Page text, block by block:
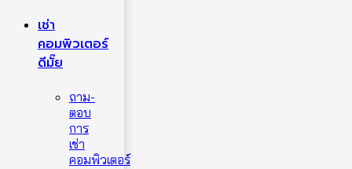
เช่า
คอมพิวเตอร์
ดีมั๊ย
ถาม-
ตอบ
การ
เช่า
คอมพิวเตอร์